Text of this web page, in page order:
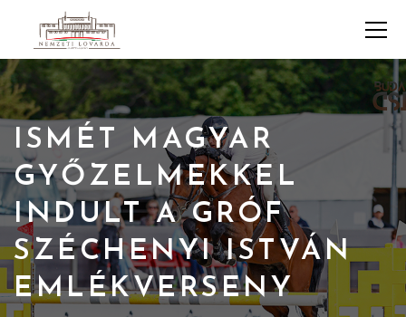
ISMÉT MAGYAR
GYŐZELMEKKEL
INDULT A GRÓF
SZÉCHENYI ISTVÁN
EMLÉKVERSENY